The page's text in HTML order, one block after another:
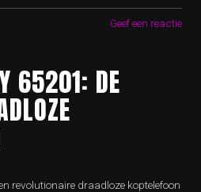
Geef een reactie
65201: DE
revolutionaire draadloze koptelefoon